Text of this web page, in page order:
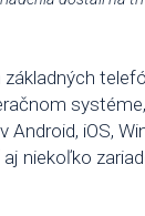
základných
iOS,
niekoľko